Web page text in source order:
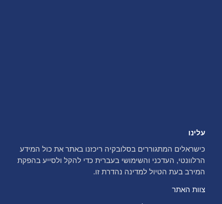
עלינו
כישראלים המתגוררים בסלובקיה ריכזנו באתר את כול המידע
הרלוונטי, העדכני והשימושי בעברית כדי להקל ולסייע בהפקת
המירב בעת הטיול למדינה נהדרת זו.
צוות האתר